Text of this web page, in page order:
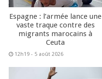
Espagne : l’armée lance une
vaste traque contre des
migrants marocains à
Ceuta
12h19 - 5 août 2026